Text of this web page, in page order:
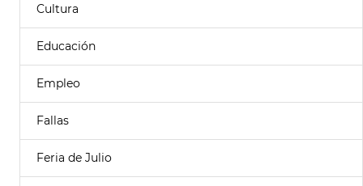
Cultura
Educación
Empleo
Fallas
Feria de Julio